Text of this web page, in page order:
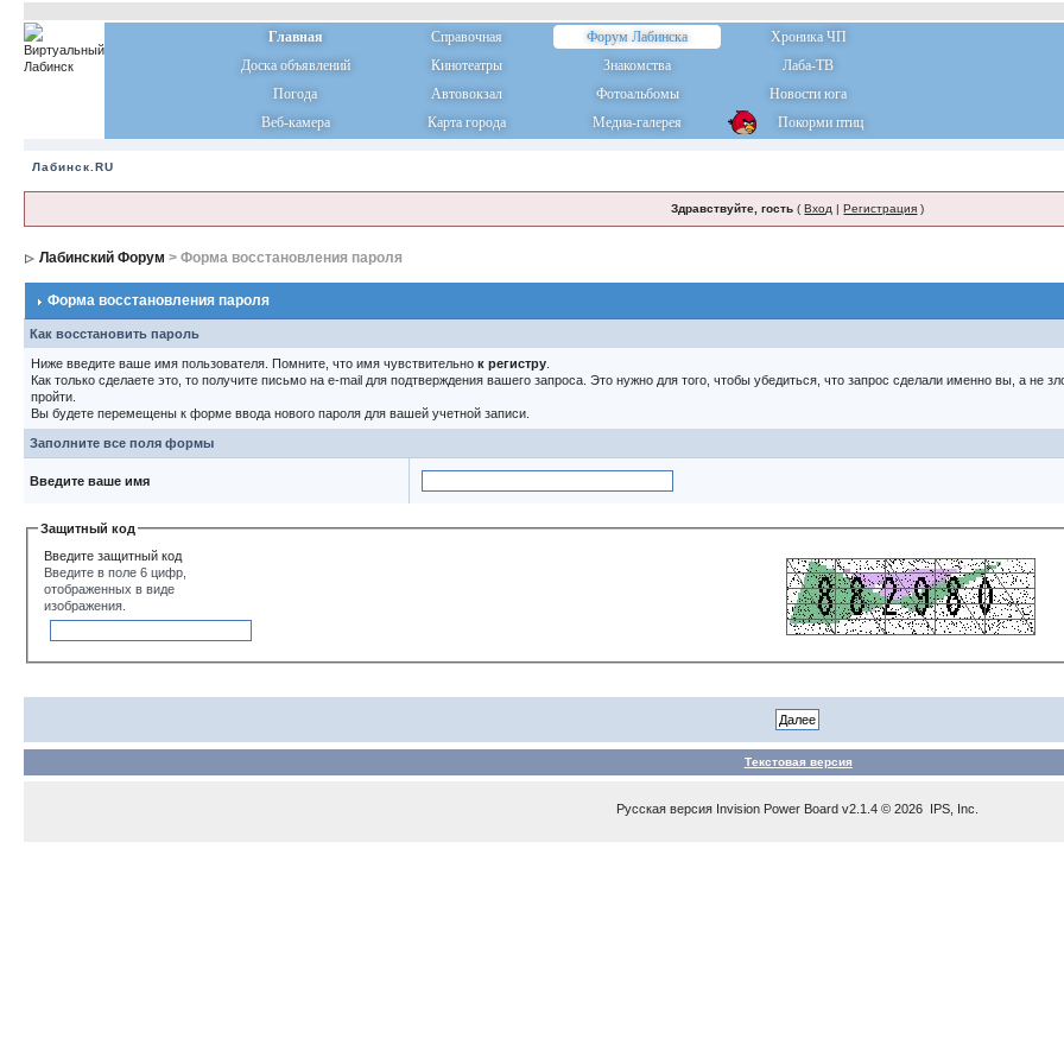
Главная Справочная Форум Лабинска
Хроника ЧП
Доска объявлений
Кинотеатры Знакомства
Лаба-ТВ
Погода
Автовокзал Фотоальбомы
Новости юга
Веб-камера
Карта города Медиа-галерея Покорми птиц
Лабинск.RU
Здравствуйте, гость (Вход |Регистрация )
Лабинский Форум > Форма восстановления пароля
Форма восстановления пароля
Как восстановить пароль
Ниже введите ваше имя пользователя. Помните, что имя чувствительнок регистру
Как только сделаете это, то получите письмо на e-mail для подтверждения вашего запроса. Это нужно для того, чтобы убедиться, что запрос сделали именно вы, а
пройти.
Вы будете перемещены к форме ввода нового пароля для вашей учетной записи.
Заполните все поля формы
Введите ваше имя
Защитный код
Введите защитный код
Введите в поле 6 цифр,
отображенных в виде
изображения.
Текстовая версия
Русская версия Invision Power Board v2.1.4 © 2026 IPS, Inc.